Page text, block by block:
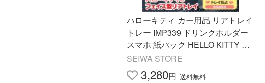
ハローキティ カー用品 リアトレイ
トレー IMP339 ドリンクホルダー
スマホ 紙パック HELLO KITTY SA
NRIO 公式ライセンス商品 サンリ
オグッズ セイワ(SEIWA)
SEIWA STORE
3,280円 送料無料